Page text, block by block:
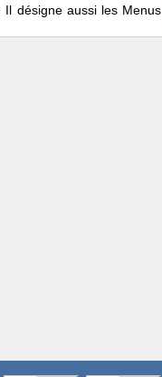
Il désigne aussi les Menus